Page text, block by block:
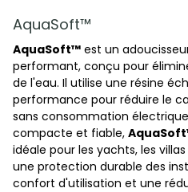
AquaSoft™
AquaSoft™ est un
performant, conçu pour
de l'eau. Il utilise une résine
performance pour réduire le
sans consommation
compacte et fiable,
idéale pour les yachts, les
une protection durable des
confort d'utilisation et une